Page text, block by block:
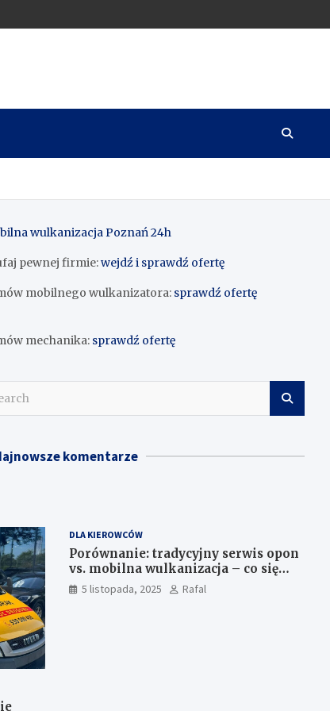
wulkanizacja Poznań 24h
pewnej firmie:wejdź i sprawdź ofertę
mobilnego wulkanizatora: sprawdź ofertę
mechanika: sprawdź ofertę
komentarze
DLA KIEROWCÓW
Porównanie: tradycyjny serwis opon
vs. mobilna wulkanizacja – co się
bardziej opłaca kierowcy w
Szczecinie?
5 listopada, 2025 Rafal